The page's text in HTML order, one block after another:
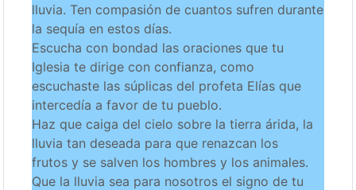
lluvia. Ten compasión de cuantos sufren durante
la sequía en estos días.
Escucha con bondad las oraciones que tu
Iglesia te dirige con confianza, como
escuchaste las súplicas del profeta Elías que
intercedía a favor de tu pueblo.
Haz que caiga del cielo sobre la tierra árida, la
lluvia tan deseada para que renazcan los
frutos y se salven los hombres y los animales.
Que la lluvia sea para nosotros el signo de tu